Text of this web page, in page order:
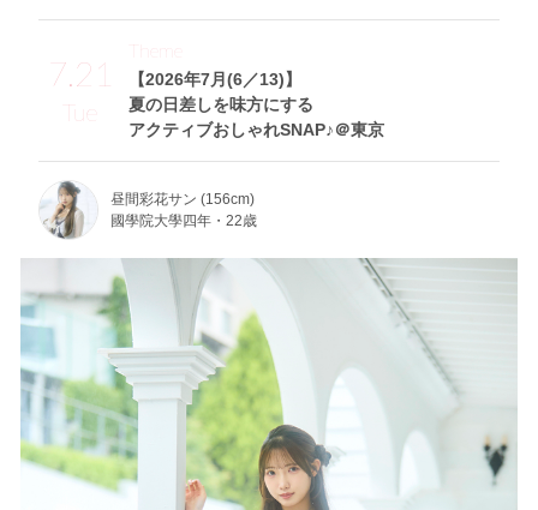
7.21
Tue
【2026年7月(6／13)】
夏の日差しを味方にする
アクティブおしゃれSNAP♪＠東京
Theme
昼間彩花サン (156cm)
國學院大學四年・22歳